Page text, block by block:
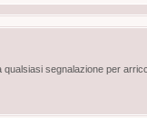
segnalazione per